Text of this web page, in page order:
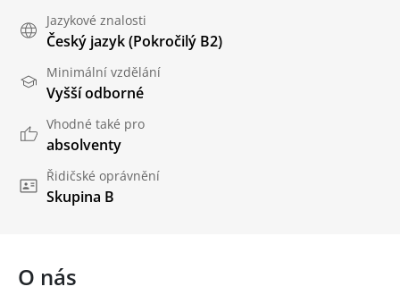
Jazykové znalosti
Český jazyk(Pokročilý B2)
Minimální vzdělání
Vyšší odborné
Vhodné také pro
absolventy
Řidičské oprávnění
Skupina B
O nás